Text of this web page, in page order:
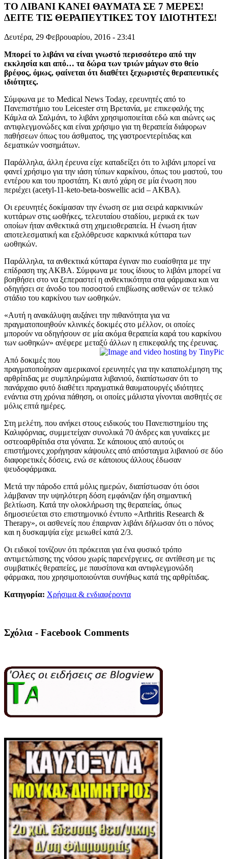
ΤΟ ΛΙΒΑΝΙ ΚΑΝΕΙ ΘΑΥΜΑΤΑ ΣΕ 7 ΜΕΡΕΣ!
ΔΕΙΤΕ ΤΙΣ ΘΕΡΑΠΕΥΤΙΚΕΣ ΤΟΥ ΙΔΙΟΤΗΤΕΣ!
Δευτέρα, 29 Φεβρουαρίου, 2016 - 23:41
Μπορεί το λιβάνι να είναι γνωστό περισσότερο από την
εκκλησία και από… τα δώρα των τριών μάγων στο θείο
βρέφος, όμως, φαίνεται ότι διαθέτει ξεχωριστές θεραπευτικές
ιδιότητες.
Σύμφωνα με το Medical News Today, ερευνητές από το
Πανεπιστήμιο του Leicester στη Βρετανία, με επικεφαλής της
Κάμλα αλ Σαλμάνι, το λιβάνι χρησιμοποιείται εδώ και αιώνες ως
αντιφλεγμονώδες και είναι χρήσιμο για τη θεραπεία διάφορων
παθήσεων όπως του άσθματος, της γαστροεντερίτιδας και
δεματικών νοσημάτων.
Παράλληλα, άλλη έρευνα είχε καταδείξει ότι το λιβάνι μπορεί να
φανεί χρήσιμο για την ιάση τύπων καρκίνου, όπως του μαστού, του
εντέρου και του προστάτη. Κι αυτό χάρη σε μία ένωση που
περιέχει (acetyl-11-keto-beta-boswellic acid – AKBA).
Οι ερευνητές δοκίμασαν την ένωση σε μια σειρά καρκινικών
κυττάρων στις ωοθήκες, τελευταίου σταδίου, μερικά εκ των
οποίων ήταν ανθεκτικά στη χημειοθεραπεία. Η ένωση ήταν
αποτελεσματική και εξολόθρευσε καρκινικά κύτταρα των
ωοθηκών.
Παράλληλα, τα ανθεκτικά κύτταρα έγιναν πιο ευαίσθητα με την
επίδραση της ΑΚΒΑ. Σύμφωνα με τους ίδιους το λιβάνι μπορεί να
βοηθήσει στο να ξεπεραστεί η ανθεκτικότητα στα φάρμακα και να
οδηγήσει σε άνοδο του ποσοστού επιβίωσης ασθενών σε τελικό
στάδιο του καρκίνου των ωοθηκών.
«Αυτή η ανακάλυψη αυξάνει την πιθανότητα για να
πραγματοποιηθούν κλινικές δοκιμές στο μέλλον, οι οποίες
μπορούν να οδηγήσουν σε μία ακόμα θεραπεία καρά του καρκίνου
των ωοθηκών» ανέφερε μεταξύ άλλων η επικεφαλής της έρευνας.
Από δοκιμές που
πραγματοποίησαν αμερικανοί ερευνητές για την καταπολέμηση της
αρθρίτιδας με συμπληρώματα λιβανιού, διαπίστωσαν ότι το
πανάρχαιο φυτό διαθέτει πραγματικά θαυματουργές ιδιότητες
ενάντια στη χρόνια πάθηση, οι οποίες μάλιστα γίνονται αισθητές σε
μόλις επτά ημέρες.
Στη μελέτη, που ανήκει στους ειδικούς του Πανεπιστημίου της
Καλιφόρνιας, συμμετείχαν συνολικά 70 άνδρες και γυναίκες με
οστεοαρθρίτιδα στα γόνατα. Σε κάποιους από αυτούς οι
επιστήμονες χορήγησαν κάψουλες από απόσταγμα λιβανιού σε δύο
διαφορετικές δόσεις, ενώ σε κάποιους άλλους έδωσαν
ψευδοφάρμακα.
Μετά την πάροδο επτά μόλις ημερών, διαπίστωσαν ότι όσοι
λάμβαναν την υψηλότερη δόση εμφάνιζαν ήδη σημαντική
βελτίωση. Κατά την ολοκλήρωση της θεραπείας, όπως
δημοσιεύεται στο επιστημονικό έντυπο «Arthritis Research &
Therapy», οι ασθενείς που έπαιρναν λιβάνι δήλωσαν ότι ο πόνος
και η δυσκαμψία είχε μειωθεί κατά 2/3.
Οι ειδικοί τονίζουν ότι πρόκειται για ένα φυσικό τρόπο
αντιμετώπισης της νόσου χωρίς παρενέργειες, σε αντίθεση με τις
συμβατικές θεραπείες, με παυσίπονα και αντιφλεγμονώδη
φάρμακα, που χρησιμοποιούνται συνήθως κατά της αρθρίτιδας.
Κατηγορία: Χρήσιμα & ενδιαφέροντα
Σχόλια - Facebook Comments